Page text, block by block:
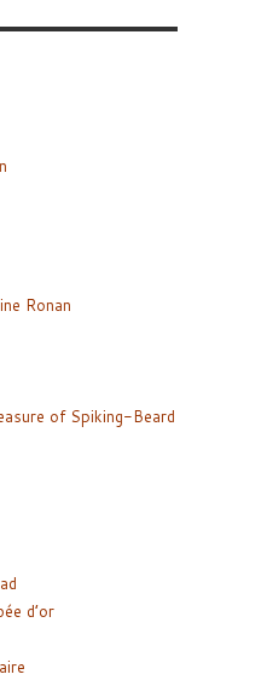
Ronan
of Spiking-Beard
d’or